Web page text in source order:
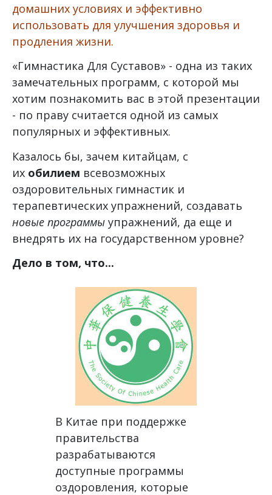
домашних условиях и эффективно
использовать для улучшения здоровья и
продления жизни.
«Гимнастика Для Суставов» - одна из таких
замечательных программ, с которой мы
хотим познакомить вас в этой презентации
- по праву считается одной из самых
популярных и эффективных.
Казалось бы, зачем китайцам, с
их обилием всевозможных
оздоровительных гимнастик и
терапевтических упражнений, создавать
новые программы упражнений, да еще и
внедрять их на государственном уровне?
Дело в том, что...
В Китае при поддержке
правительства
разрабатываются
доступные программы
оздоровления, которые